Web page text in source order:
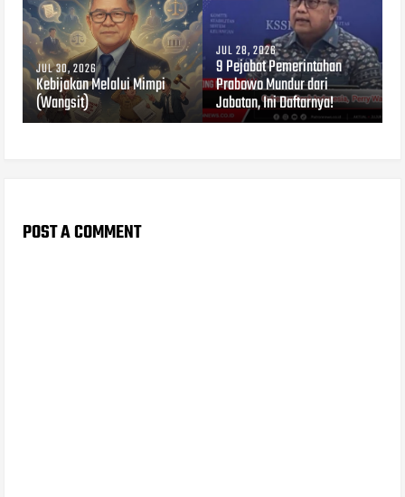
JUL 30, 2026
Kebijakan Melalui Mimpi
(Wangsit)
JUL 28, 2026
9 Pejabat Pemerintahan
Prabowo Mundur dari
Jabatan, Ini Daftarnya!
POST A COMMENT